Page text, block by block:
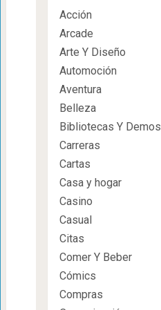
Acción
Arcade
Arte Y Diseño
Automoción
Aventura
Belleza
Bibliotecas Y Demos
Carreras
Cartas
Casa y hogar
Casino
Casual
Citas
Comer Y Beber
Cómics
Compras